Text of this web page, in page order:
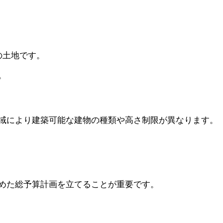
地です。
より建築可能な建物の種類や高さ制限が異なります。
総予算計画を立てることが重要です。